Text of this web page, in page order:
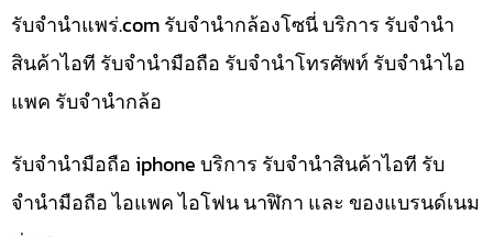
รับจํานําแพร่.com รับจำนำกล้องโซนี่ บริการ รับจำนำ
สินค้าไอที รับจำนำมือถือ รับจำนำโทรศัพท์ รับจำนำไอ
แพค รับจำนำกล้อ
รับจำนำมือถือ iphone บริการ รับจำนำสินค้าไอที รับ
จำนำมือถือ ไอแพค ไอโฟน นาฬิกา และ ของแบรนด์เนม